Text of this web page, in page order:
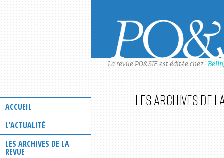
ACCUEIL
L’ACTUALITÉ
LES ARCHIVES DE LA
REVUE
La revue PO&SIE est éditée chez
Les archives de